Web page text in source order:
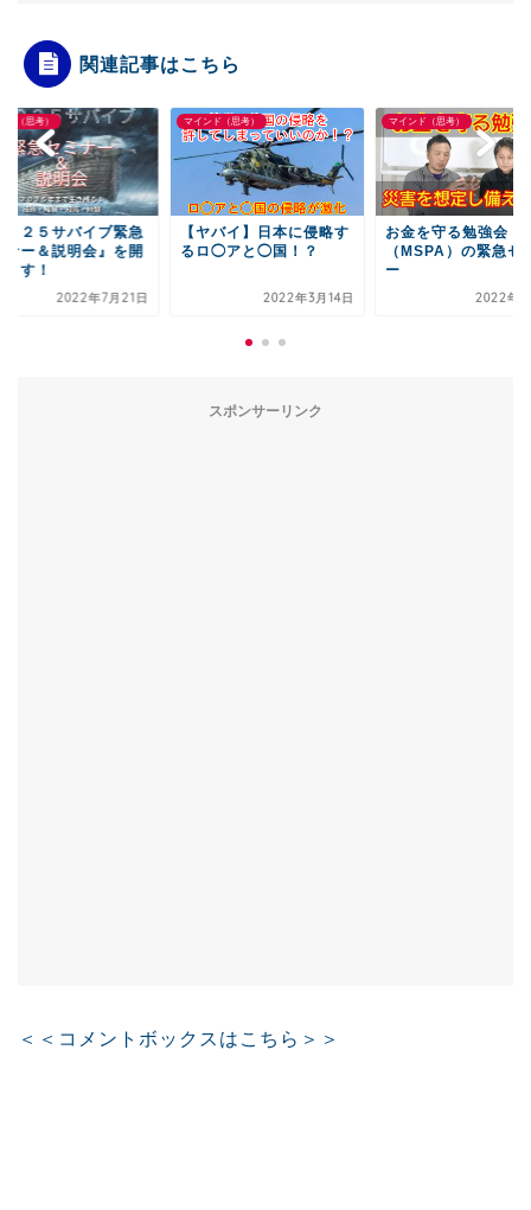
関連記事はこちら
マインド（思考）
ヤバイ】日本に侵略す
ロ◯アと◯国！？
2022年3月14日
マインド（思考）
お金を守る勉強会
（MSPA）の緊急セミナ
2022年7月1日
マインド（思考）
『２０２５サバ
セミナー＆説明
2022
スポンサーリンク
＜＜コメントボックスはこちら＞＞